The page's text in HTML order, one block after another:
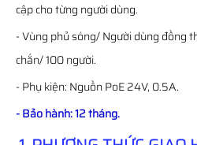
cập cho từng người dùng.
- Vùng phủ sóng/ Người dùng đồng
chắn/ 100 người.
- Phụ kiện: Nguồn PoE
- Bảo hành: 12 tháng.